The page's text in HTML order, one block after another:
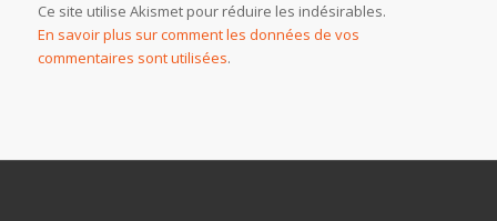
Ce site utilise Akismet pour réduire les indésirables.
En savoir plus sur comment les données de vos
commentaires sont utilisées.